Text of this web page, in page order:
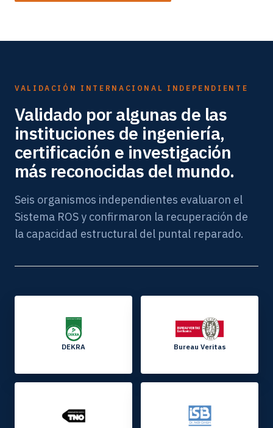
VALIDACIÓN INTERNACIONAL INDEPENDIENTE
Validado por algunas de las
instituciones de ingeniería,
certificación e investigación
más reconocidas del mundo.
Seis organismos independientes evaluaron el
Sistema ROS y confirmaron la recuperación de
la capacidad estructural del puntal reparado.
DEKRA Bureau Veritas